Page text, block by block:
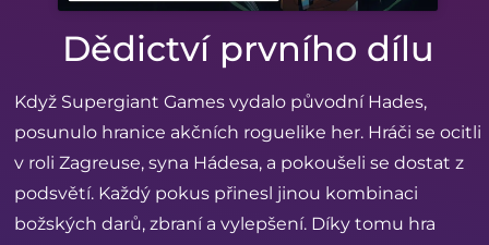
Dědictví prvního dílu
Když Supergiant Games vydalo původní Hades,
posunulo hranice akčních roguelike her. Hráči se ocitli
v roli Zagreuse, syna Hádesa, a pokoušeli se dostat z
podsvětí. Každý pokus přinesl jinou kombinaci
božských darů, zbraní a vylepšení. Díky tomu hra